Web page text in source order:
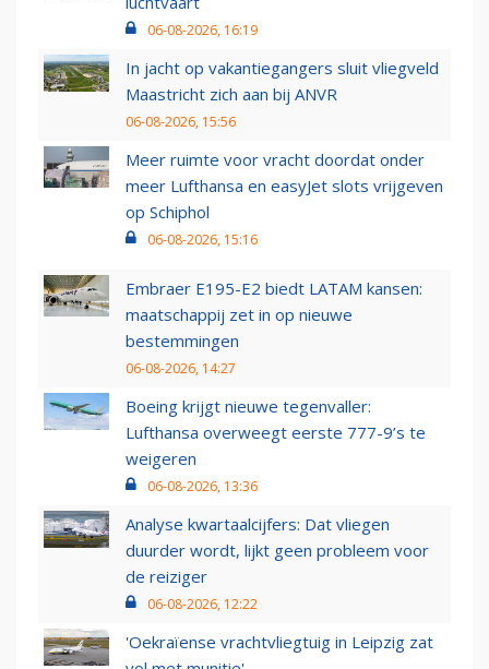
06-08-2026, 16:19
In jacht op vakantiegangers sluit vliegveld
Maastricht zich aan bij ANVR
06-08-2026, 15:56
Meer ruimte voor vracht doordat onder
meer Lufthansa en easyJet slots vrijgeven
op Schiphol
06-08-2026, 15:16
Embraer E195-E2 biedt LATAM kansen:
maatschappij zet in op nieuwe
bestemmingen
06-08-2026, 14:27
Boeing krijgt nieuwe tegenvaller:
Lufthansa overweegt eerste 777-9’s te
weigeren
06-08-2026, 13:36
Analyse kwartaalcijfers: Dat vliegen
duurder wordt, lijkt geen probleem voor
de reiziger
06-08-2026, 12:22
'Oekraïense vrachtvliegtuig in Leipzig zat